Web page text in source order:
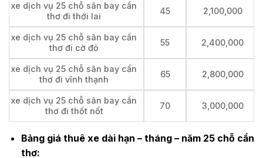
xe dịch vụ 25 chỗ sân bay cần
thơ đi thới lai
45 2,100,000
xe dịch vụ 25 chỗ sân bay cần
thơ đi cờ đỏ
55 2,400,000
xe dịch vụ 25 chỗ sân bay cần
thơ đi vĩnh thạnh
65 2,800,000
xe dịch vụ 25 chỗ sân bay cần
thơ đi thốt nốt
70 3,000,000
Bảng giá thuê xe dài hạn – tháng – năm 25 chỗ cần
thơ: